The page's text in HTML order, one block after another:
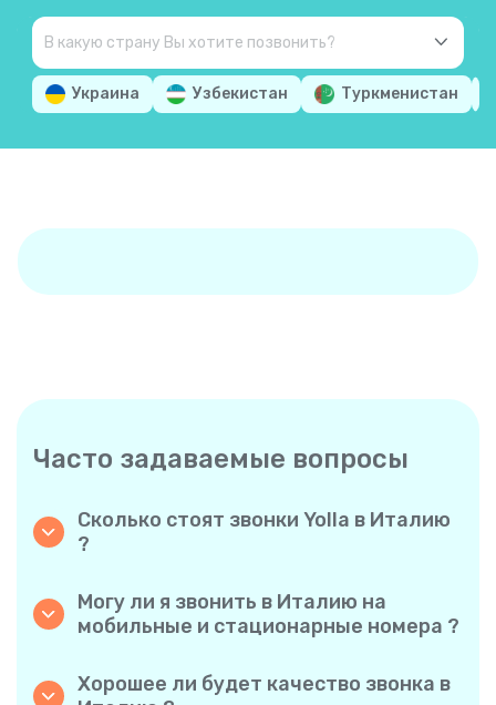
Украина Узбекистан Туркменистан
Часто задаваемые вопросы
Сколько стоят звонки Yolla в Италию
?
актуальными тарифами в приложении —
никаких скрытых комиссий, никаких
Могу ли я звонить в Италию на
мобильные и стационарные номера ?
на мобильные, так и на стационарные
телефоны в Италию.
Хорошее ли будет качество звонка в